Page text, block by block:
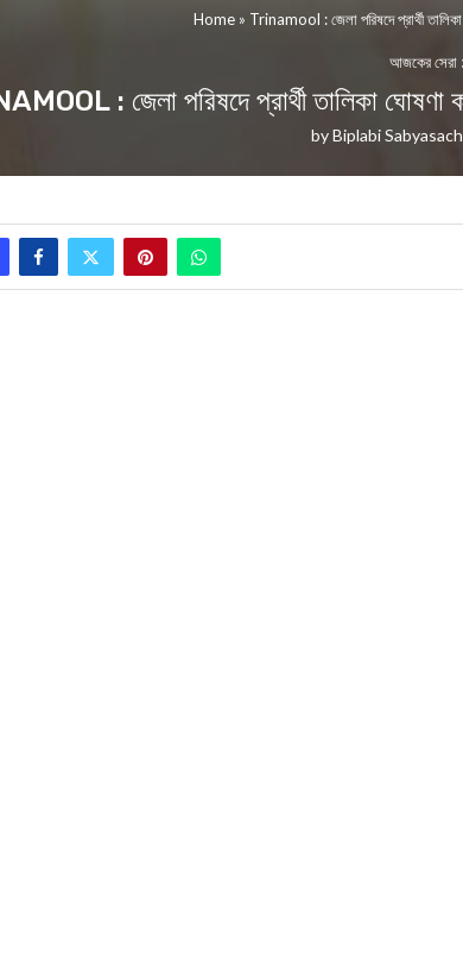
Home» Trinamool : জেলা পরিষদে প্রার্থী তালিকা
আজকের সেরা
: জেলা পরিষদে প্রার্থী তালিকা ঘোষণা
byBiplabi